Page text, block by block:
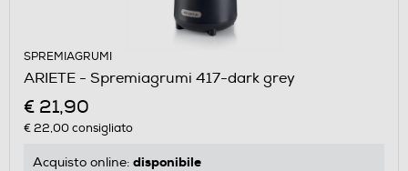
SPREMIAGRUMI
ARIETE - Spremiagrumi 417-dark grey
€ 21,90
€ 22,00consigliato
Acquisto online: disponibile